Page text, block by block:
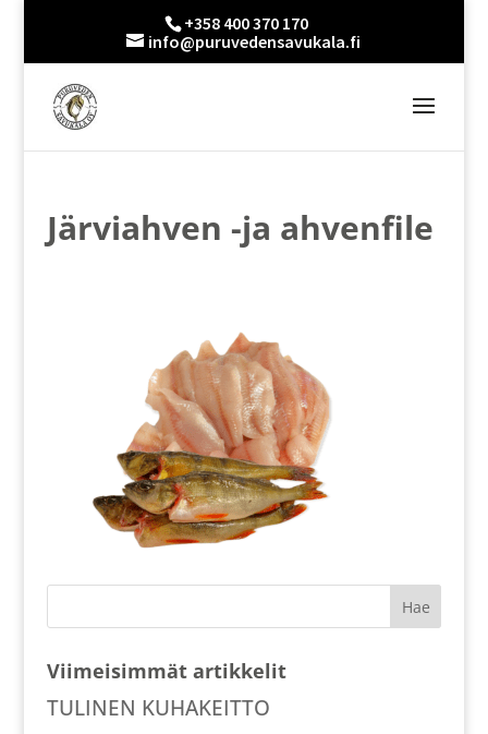
+358 400 370 170
info@puruvedensavukala.fi
Järviahven -ja ahvenfile
Viimeisimmät artikkelit
TULINEN KUHAKEITTO